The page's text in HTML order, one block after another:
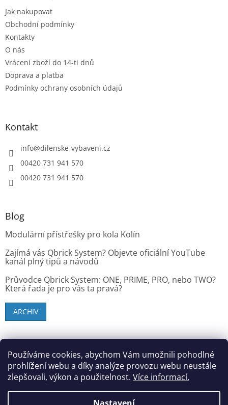
Používáme cookies, abychom Vám umožnili pohodlné
prohlížení webu a díky analýze provozu webu neustále
zlepšovali, výkon a použitelnost. Více informací.
p
i
Jak nakupovat
Obchodní podmínky
Kontakty
O nás
Vrácení zboží do 14-ti dnů
Doprava a platba
Podmínky ochrany osobních údajů
Kontakt
info@dilenske-vybaveni.cz
00420 731 941 570
00420 731 941 570
Blog
Modulární přístřešky pro kola Kolín
Zajímá vás Qbrick System? Objevte oficiální YouTube
kanál plný tipů a návodů
Průvodce Qbrick System: ONE, PRIME, PRO, nebo TWO?
Která řada je pro vás ta pravá?
ARCHIV